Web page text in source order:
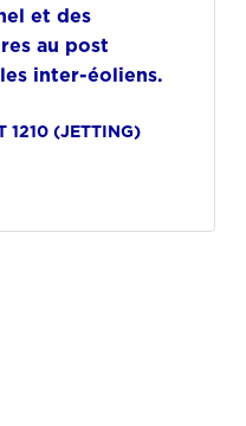
et des
au post
inter-éoliens.
1210 (JETTING)